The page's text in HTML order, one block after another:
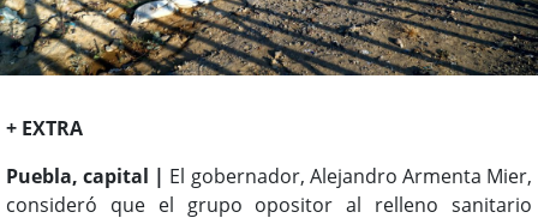
+ EXTRA
Puebla, capital | El gobernador, Alejandro Armenta Mier,
consideró que el grupo opositor al relleno sanitario